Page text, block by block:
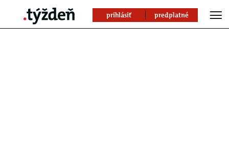
prihlásiť predplatné